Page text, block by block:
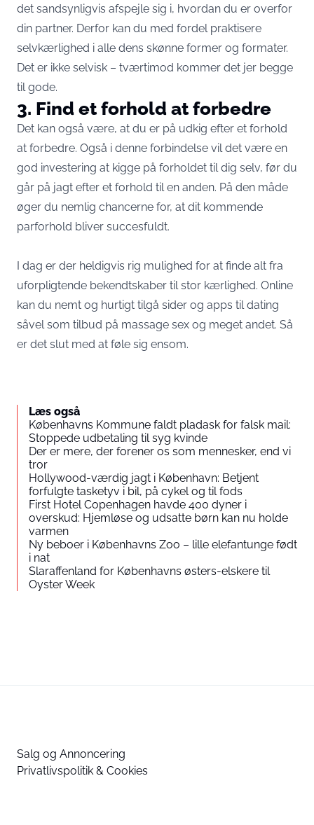
det sandsynligvis afspejle sig i, hvordan du er overfor
din partner. Derfor kan du med fordel praktisere
selvkærlighed i alle dens skønne former og formater.
Det er ikke selvisk – tværtimod kommer det jer begge
til gode.
3. Find et forhold at forbedre
Det kan også være, at du er på udkig efter et forhold
at forbedre. Også i denne forbindelse vil det være en
god investering at kigge på forholdet til dig selv, før du
går på jagt efter et forhold til en anden. På den måde
øger du nemlig chancerne for, at dit kommende
parforhold bliver succesfuldt.
I dag er der heldigvis rig mulighed for at finde alt fra
uforpligtende bekendtskaber til stor kærlighed. Online
kan du nemt og hurtigt tilgå sider og apps til dating
såvel som tilbud på massage sex og meget andet. Så
er det slut med at føle sig ensom.
Læs også
Københavns Kommune faldt pladask for falsk mail:
Stoppede udbetaling til syg kvinde
Der er mere, der forener os som mennesker, end vi
tror
Hollywood-værdig jagt i København: Betjent
forfulgte tasketyv i bil, på cykel og til fods
First Hotel Copenhagen havde 400 dyner i
overskud: Hjemløse og udsatte børn kan nu holde
varmen
Ny beboer i Københavns Zoo – lille elefantunge født
i nat
Slaraffenland for Københavns østers-elskere til
Oyster Week
Salg og Annoncering
Privatlivspolitik & Cookies